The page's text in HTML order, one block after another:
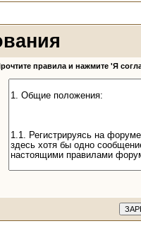
правила и нажмите 'Я